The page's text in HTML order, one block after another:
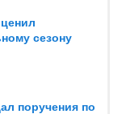
сезону
поручения по